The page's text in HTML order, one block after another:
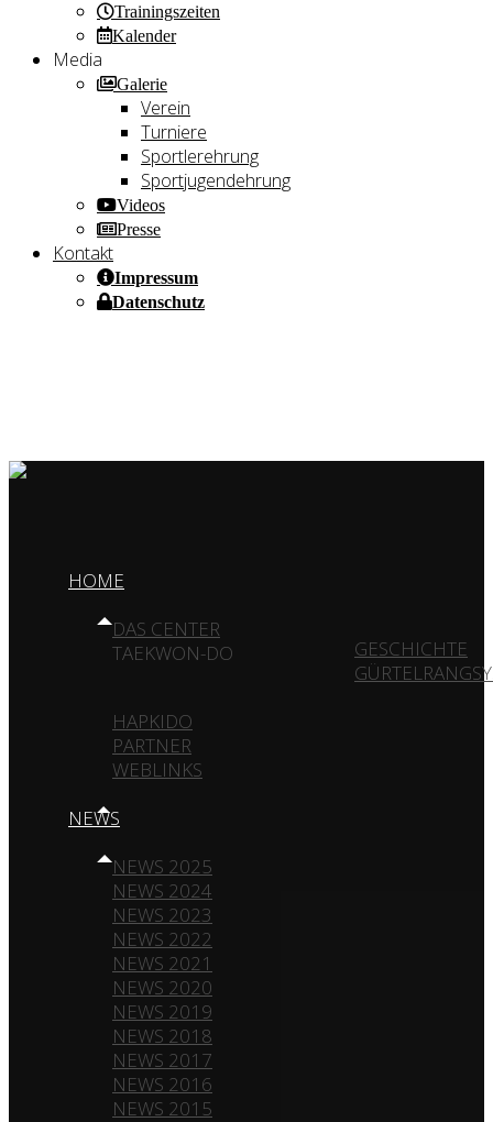
Trainingszeiten
Kalender
Media
Galerie
Verein
Turniere
Sportlerehrung
Sportjugendehrung
Videos
Presse
Kontakt
Impressum
Datenschutz
HOME
DAS CENTER
TAEKWON-DO
GESCHICHTE
HAPKIDO
PARTNER
WEBLINKS
NEWS
NEWS 2025
NEWS 2024
NEWS 2023
NEWS 2022
NEWS 2021
NEWS 2020
NEWS 2019
NEWS 2018
NEWS 2017
NEWS 2016
NEWS 2015